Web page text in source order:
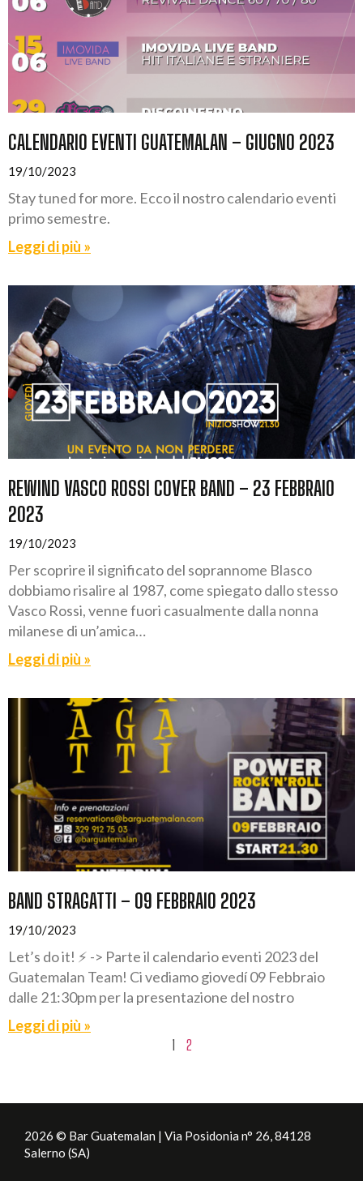
CALENDARIO EVENTI GUATEMALAN – GIUGNO 2023
19/10/2023
Stay tuned for more. Ecco il nostro calendario eventi
primo semestre.
Leggi di più »
REWIND VASCO ROSSI COVER BAND – 23 FEBBRAIO
2023
19/10/2023
Per scoprire il significato del soprannome Blasco
dobbiamo risalire al 1987, come spiegato dallo stesso
Vasco Rossi, venne fuori casualmente dalla nonna
milanese di un’amica…
Leggi di più »
BAND STRAGATTI – 09 FEBBRAIO 2023
19/10/2023
Let’s do it! ⚡️ -> Parte il calendario eventi 2023 del
Guatemalan Team! Ci vediamo giovedí 09 Febbraio
dalle 21:30pm per la presentazione del nostro
Leggi di più »
1
2
2026 © Bar Guatemalan | Via Posidonia n° 26, 84128
Salerno (SA)